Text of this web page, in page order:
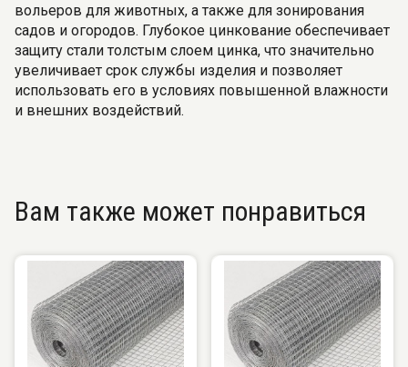
вольеров для животных, а также для зонирования
садов и огородов. Глубокое цинкование обеспечивает
защиту стали толстым слоем цинка, что значительно
увеличивает срок службы изделия и позволяет
использовать его в условиях повышенной влажности
и внешних воздействий.
Вам также может понравиться